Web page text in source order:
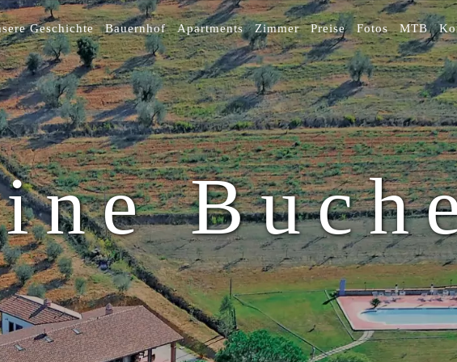
Geschichte Bauernhof Apartments Zimmer Preise Fotos MTB